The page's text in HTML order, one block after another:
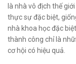
là nhà vô địch thế
thực sự đặc biệt,
nhà khoa học đặc
thành công chỉ là
cơ hội có hiệu quả.